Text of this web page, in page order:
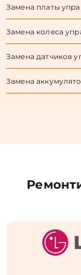
Замена платы
Замена колеса
Замена датчиков
Замена